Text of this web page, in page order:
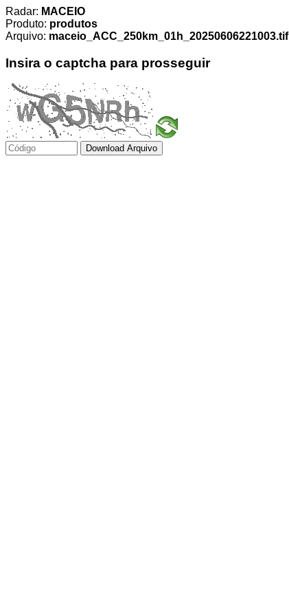
Radar: MACEIO
Produto: produtos
Arquivo: maceio_ACC_250km_01h_20250606221003.tif
Insira o captcha para prosseguir